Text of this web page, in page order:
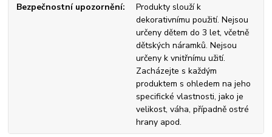
Bezpečnostní upozornění
Produkty slouží k
dekorativnímu použití. Nejsou
určeny dětem do 3 let, včetně
dětských náramků. Nejsou
určeny k vnitřnímu užití.
Zacházejte s každým
produktem s ohledem na jeho
specifické vlastnosti, jako je
velikost, váha, případně ostré
hrany apod.